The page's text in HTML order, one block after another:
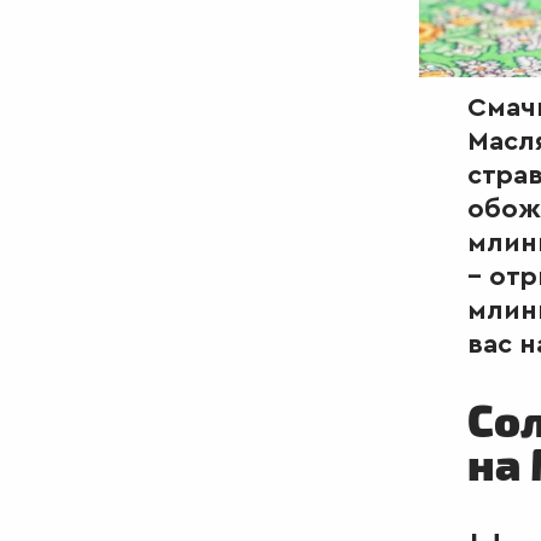
–
вас
на